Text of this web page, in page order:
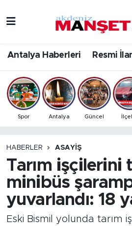
Antalya Haberleri Resmi
Spor Antalya Güncel
HABERLER ASAYIŞ
Tarım işçilerini
minibüs
yuvarlandı: 18
Eski Bismil yolunda tarım
Bilim & Teknoloji
Eğitim
Ekonomi
Gündem
İlçeler
Antalya Hava Durumu
Antalya Namaz Vakitleri
Antalya Trafik Yoğunluk
Tüm Manşetler
Son Dakika Haberleri